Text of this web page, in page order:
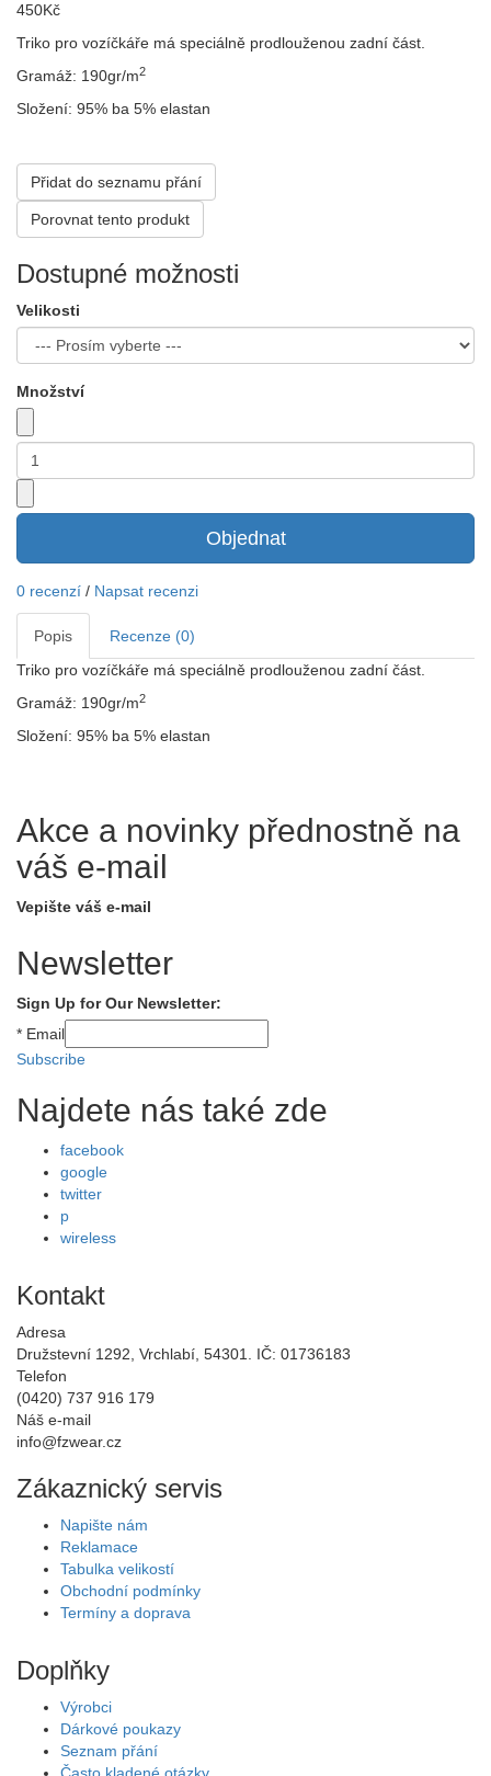
450Kč
Triko pro vozíčkáře má speciálně prodlouženou zadní část.
Gramáž: 190gr/m2
Složení: 95% ba 5% elastan
Přidat do seznamu přání
Porovnat tento produkt
Dostupné možnosti
Velikosti
Množství
Objednat
0 recenzí / Napsat recenzi
Popis
Recenze (0)
Triko pro vozíčkáře má speciálně prodlouženou zadní část.
Gramáž: 190gr/m2
Složení: 95% ba 5% elastan
Akce a novinky přednostně na
váš e-mail
Vepište váš e-mail
Newsletter
Sign Up for Our Newsletter:
* Email
Subscribe
Najdete nás také zde
facebook
google
twitter
p
wireless
Kontakt
Adresa
Družstevní 1292, Vrchlabí, 54301. IČ: 01736183
Telefon
(0420) 737 916 179
Náš e-mail
info@fzwear.cz
Zákaznický servis
Napište nám
Reklamace
Tabulka velikostí
Obchodní podmínky
Termíny a doprava
Doplňky
Výrobci
Dárkové poukazy
Seznam přání